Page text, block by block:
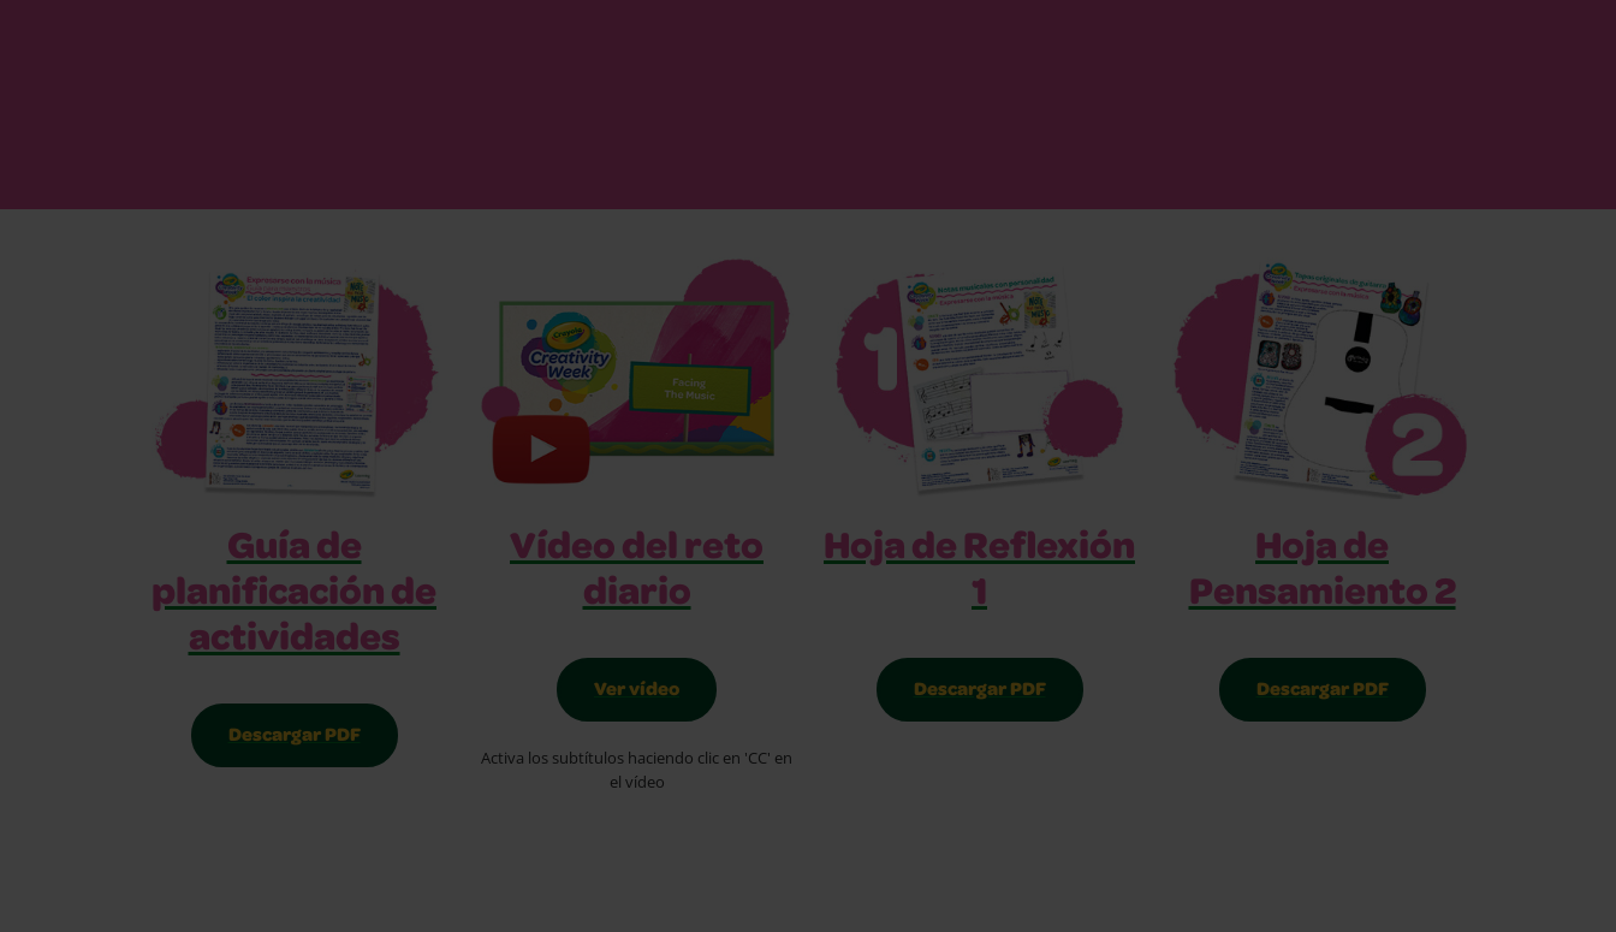
Guía de
planificación de
actividades
Descargar PDF
Vídeo del reto
diario
Ver vídeo
Activa los subtítulos haciendo clic en 'CC' en
el vídeo
Hoja de Reflexión
1
Descargar PDF
Hoja de
Pensamiento 2
Descargar PDF